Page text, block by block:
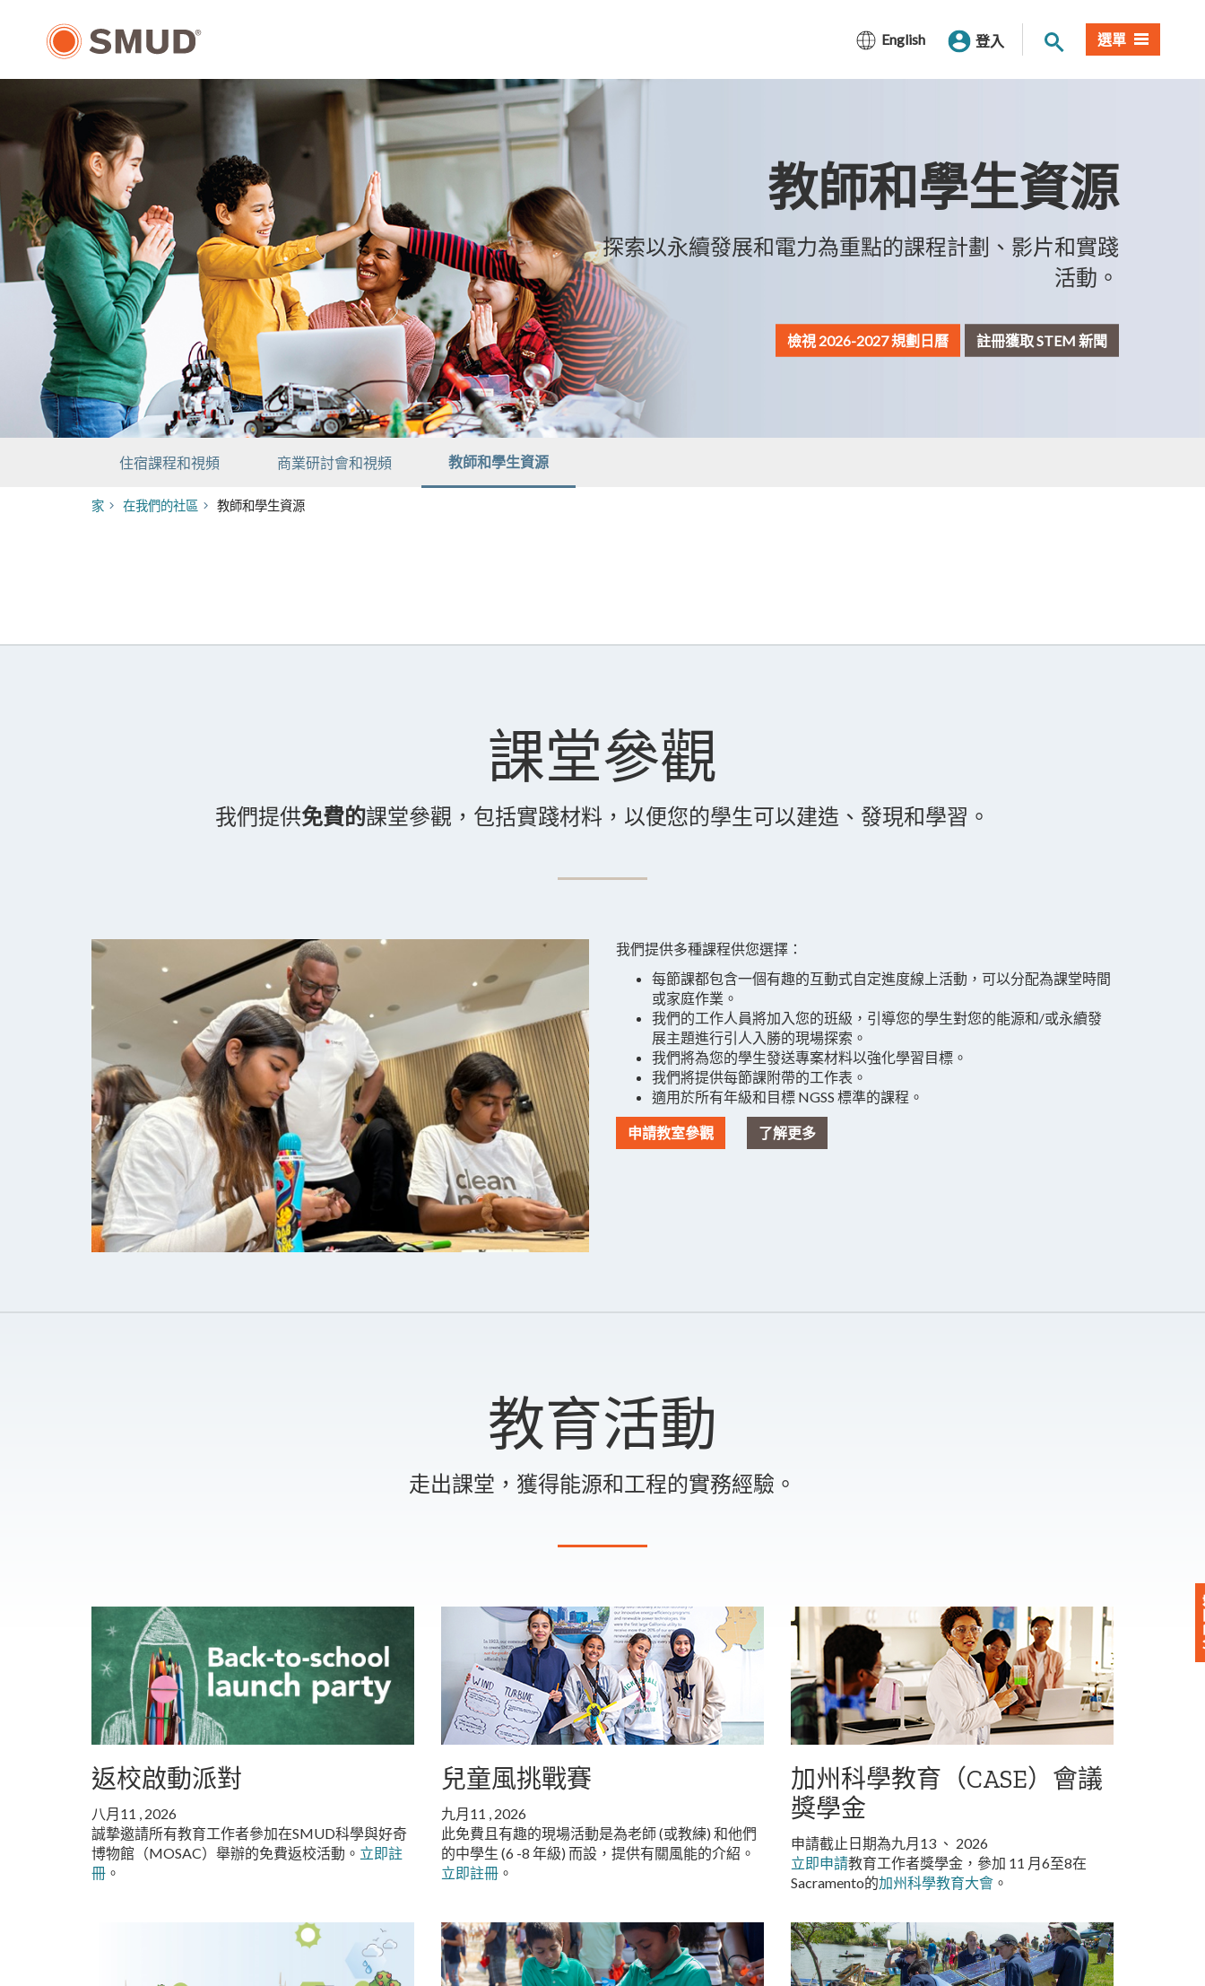
English 登入 站內搜尋選單
教師和學生資源
探索以永續發展和電力為重點的課程計劃、影片和實踐
活動。
檢視 2026-2027 規劃日曆 註冊獲取 STEM 新聞
住宿課程和視頻 商業研討會和視頻 教師和學生資源
家 在我們的社區 教師和學生資源
課堂參觀
我們提供免費的課堂參觀，包括實踐材料，以便您的學生可以建造、發現和學習。
我們提供多種課程供您選擇：
每節課都包含一個有趣的互動式自定進度線上活動，可以分配為課堂時間
或家庭作業。
我們的工作人員將加入您的班級，引導您的學生對您的能源和/或永續發
展主題進行引人入勝的現場探索。
我們將為您的學生發送專案材料以強化學習目標。
我們將提供每節課附帶的工作表。
適用於所有年級和目標 NGSS 標準的課程。
申請教室參觀 了解更多
教育活動
走出課堂，獲得能源和工程的實務經驗。
返校啟動派對
八月11 , 2026
誠摯邀請所有教育工作者參加在SMUD科學與好奇
博物館（MOSAC）舉辦的免費返校活動。 立即註
冊 。
兒童風挑戰賽
九月11 , 2026
此免費且有趣的現場活動是為老師 (或教練) 和他們
的中學生 (6 -8 年級) 而設，提供有關風能的介紹。
立即註冊 。
加州科學教育（CASE）會議
獎學金
申請截止日期為九月13 、 2026
立即申請教育工作者獎學金，參加 11 月6至8在
Sacramento的加州科學教育大會 。